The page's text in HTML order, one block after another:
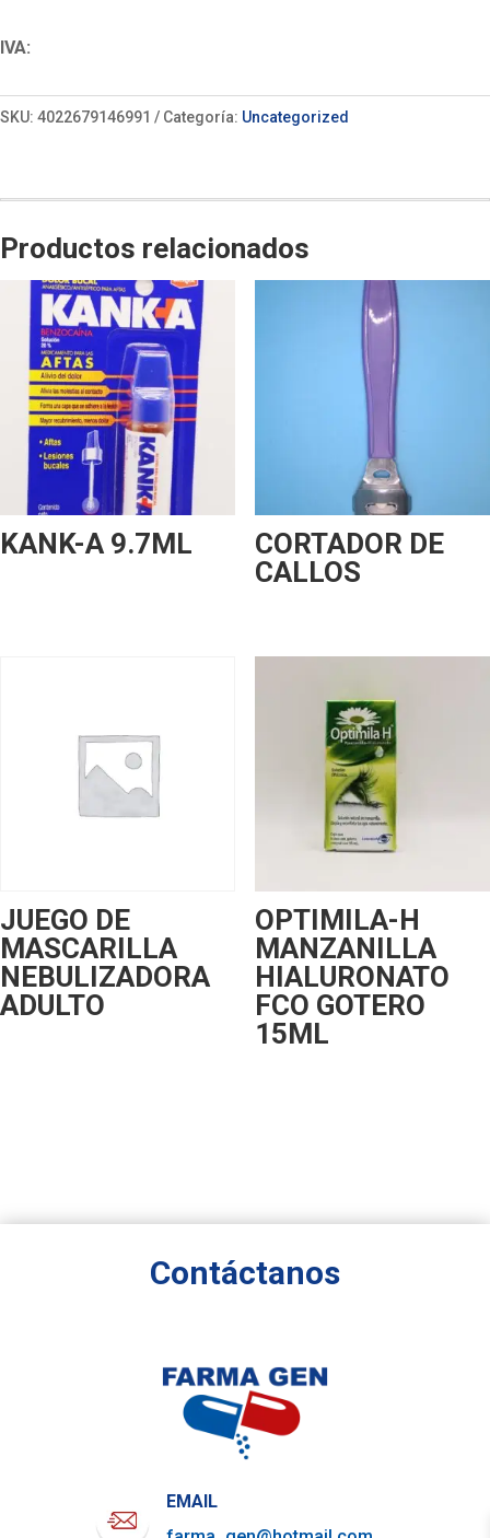
IVA:
SKU: 4022679146991 Categoría: Uncategorized
Productos relacionados
KANK-A 9.7ML
CORTADOR DE
CALLOS
JUEGO DE
MASCARILLA
NEBULIZADORA
ADULTO
OPTIMILA-H
MANZANILLA
HIALURONATO
FCO GOTERO
15ML
Contáctanos
EMAIL